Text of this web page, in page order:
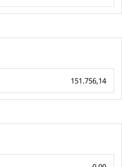
151.756,14